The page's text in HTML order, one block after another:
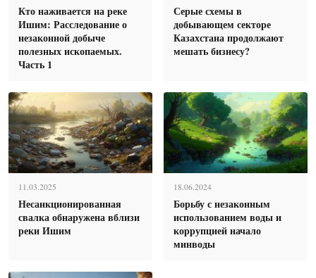
Кто наживается на реке
Ишим: Расследование о
незаконной добыче
полезных ископаемых.
Часть 1
Серые схемы в
добывающем секторе
Казахстана продолжают
мешать бизнесу?
11.03.2025
Несанкционированная
свалка обнаружена вблизи
реки Ишим
18.06.2024
Борьбу с незаконным
использованием воды и
коррупцией начало
минводы